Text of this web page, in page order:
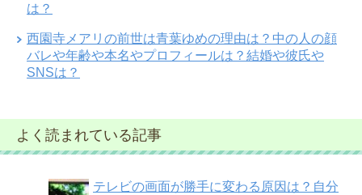
は？
西園寺メアリの前世は青葉ゆめの理由は？中の人の顔
バレや年齢や本名やプロフィールは？結婚や彼氏や
SNSは？
よく読まれている記事
テレビの画面が勝手に変わる原因は？自分